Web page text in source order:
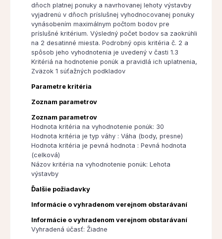
dňoch platnej ponuky a navrhovanej lehoty výstavby
vyjadrenú v dňoch príslušnej vyhodnocovanej ponuky
vynásobením maximálnym počtom bodov pre
príslušné kritérium. Výsledný počet bodov sa zaokrúhli
na 2 desatinné miesta. Podrobný opis kritéria č. 2 a
spôsob jeho vyhodnotenia je uvedený v časti 1.3
Kritériá na hodnotenie ponúk a pravidlá ich uplatnenia,
Zväzok 1 súťažných podkladov
Parametre kritéria
Zoznam parametrov
Zoznam parametrov
Hodnota kritéria na vyhodnotenie ponúk: 30
Hodnota kritéria je typ váhy : Váha (body, presne)
Hodnota kritéria je pevná hodnota : Pevná hodnota
(celková)
Názov kritéria na vyhodnotenie ponúk: Lehota
výstavby
Ďalšie požiadavky
Informácie o vyhradenom verejnom obstarávaní
Informácie o vyhradenom verejnom obstarávaní
Vyhradená účasť: Žiadne